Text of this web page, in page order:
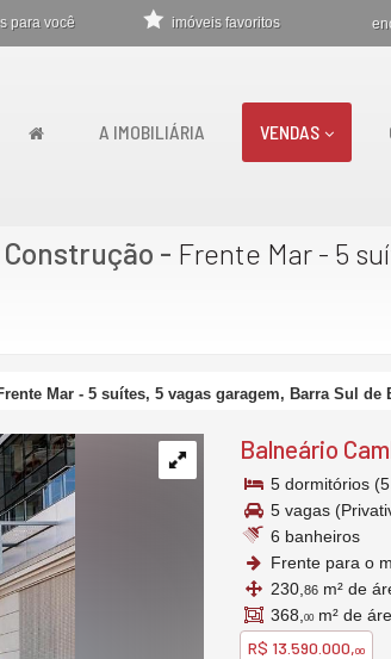
para você imóveis favoritos
A IMOBILIÁRIA VENDAS
- Frente Mar - 5
Mar - 5 suítes, 5 vagas garagem, Barra Sul de
Balneário
5 dormitórios
5 vagas
6 banheiros
Frente para o
230, 86 m² de
368, 00 m² de
R$ 13.590.000,00